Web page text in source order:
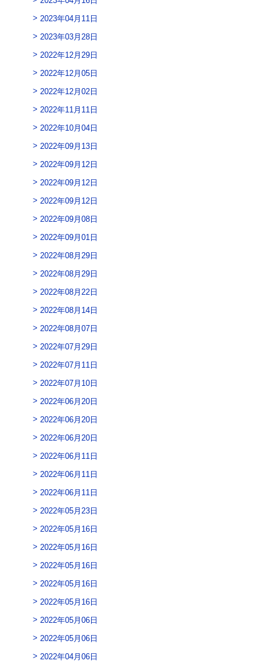
2023年04月11日
2023年03月28日
2022年12月29日
2022年12月05日
2022年12月02日
2022年11月11日
2022年10月04日
2022年09月13日
2022年09月12日
2022年09月12日
2022年09月12日
2022年09月08日
2022年09月01日
2022年08月29日
2022年08月29日
2022年08月22日
2022年08月14日
2022年08月07日
2022年07月29日
2022年07月11日
2022年07月10日
2022年06月20日
2022年06月20日
2022年06月20日
2022年06月11日
2022年06月11日
2022年06月11日
2022年05月23日
2022年05月16日
2022年05月16日
2022年05月16日
2022年05月16日
2022年05月16日
2022年05月06日
2022年05月06日
2022年04月06日